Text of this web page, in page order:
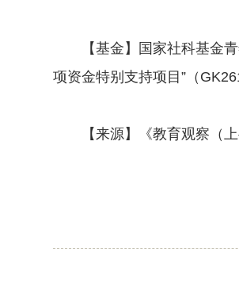
【基金】国家社科基金青
项资金特别支持项目”（
【来源】《教育观察（上